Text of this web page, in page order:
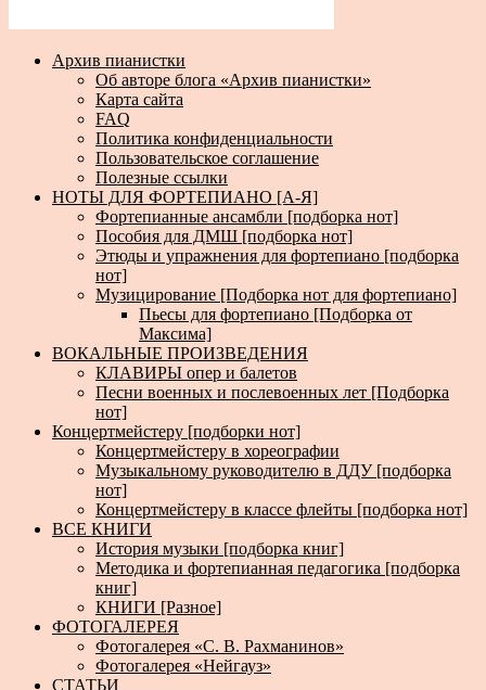
Архив пианистки
Об авторе блога «Архив пианистки»
Карта сайта
FAQ
Политика конфиденциальности
Пользовательское соглашение
Полезные ссылки
НОТЫ ДЛЯ ФОРТЕПИАНО [А-Я]
Фортепианные ансамбли [подборка нот]
Пособия для ДМШ [подборка нот]
Этюды и упражнения для фортепиано [подборка
нот]
Музицирование [Подборка нот для фортепиано]
Пьесы для фортепиано [Подборка от
Максима]
ВОКАЛЬНЫЕ ПРОИЗВЕДЕНИЯ
КЛАВИРЫ опер и балетов
Песни военных и послевоенных лет [Подборка
нот]
Концертмейстеру [подборки нот]
Концертмейстеру в хореографии
Музыкальному руководителю в ДДУ [подборка
нот]
Концертмейстеру в классе флейты [подборка нот]
ВСЕ КНИГИ
История музыки [подборка книг]
Методика и фортепианная педагогика [подборка
книг]
КНИГИ [Разное]
ФОТОГАЛЕРЕЯ
Фотогалерея «С. В. Рахманинов»
Фотогалерея «Нейгауз»
СТАТЬИ